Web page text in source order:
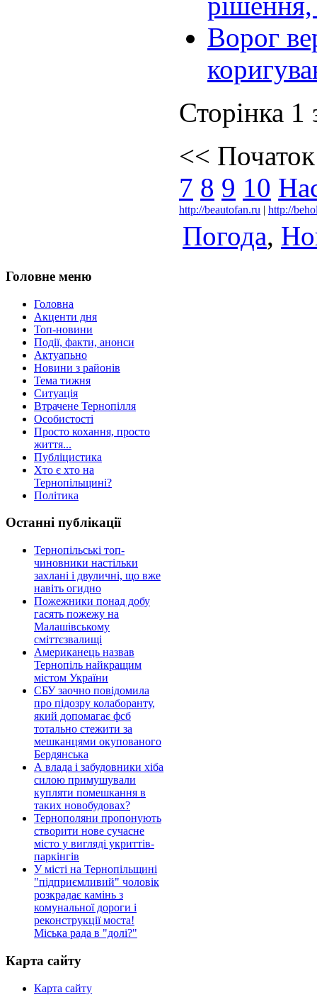
Ворог
Сторінка 1
<< Початок
7 8 9 10
http://beautofan.ru | http://
Погода,
Головне меню
Головна
Акценти дня
Топ-новини
Події, факти, анонси
Актуапьно
Новини з районів
Тема тижня
Ситуація
Втрачене Тернопілля
Особистості
Просто кохання, просто
життя...
Публіцистика
Хто є хто на
Тернопільщині?
Політика
Останні публікації
Тернопільські топ-
чиновники настільки
захлані і двуличні, що вже
навіть огидно
Пожежники понад добу
гасять пожежу на
Малашівському
сміттєзвалищі
Американець назвав
Тернопіль найкращим
містом України
СБУ заочно повідомила
про підозру колаборанту,
який допомагає фсб
тотально стежити за
мешканцями окупованого
Бердянська
А влада і забудовники хіба
силою примушували
купляти помешкання в
таких новобудовах?
Тернополяни пропонують
створити нове сучасне
місто у вигляді укриттів-
паркінгів
У місті на Тернопільщині
"підприємливий" чоловік
розкрадає камінь з
комунальної дороги і
реконструкції моста!
Міська рада в "долі?"
Карта сайту
Карта сайту